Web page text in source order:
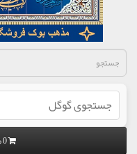
0 محصول - 0 تومان